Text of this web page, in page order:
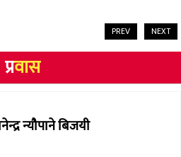
PREV NEXT
प्रवास
न्यौपाने बिजयी